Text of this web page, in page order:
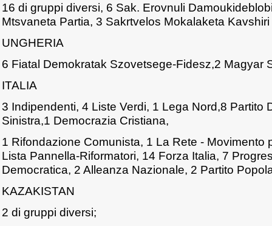
16 di gruppi diversi, 6 Sak. Erovnuli
Mtsvaneta Partia, 3 Sakrtvelos Mokalaketa Kavshiri
UNGHERIA
6 Fiatal Demokratak Szovetsege-Fidesz,2 Magyar
ITALIA
3 Indipendenti, 4 Liste Verdi, 1 Lega Nord,8 Partito
Sinistra,1 Democrazia Cristiana,
1 Rifondazione Comunista, 1 La Rete - Movimento
Lista Pannella-Riformatori, 14 Forza Italia, 7
Democratica, 2 Alleanza Nazionale, 2 Partito
KAZAKISTAN
2 di gruppi diversi;